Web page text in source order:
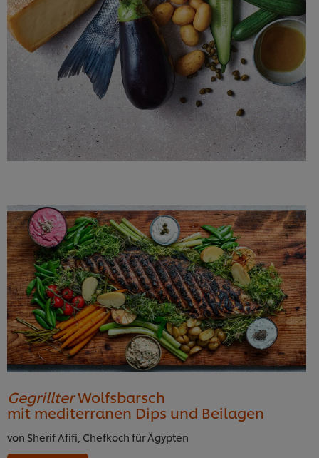
GegrillterWolfsbarsch
mit mediterranen Dips und Beilagen
von Sherif Afifi, Chefkoch für Ägypten